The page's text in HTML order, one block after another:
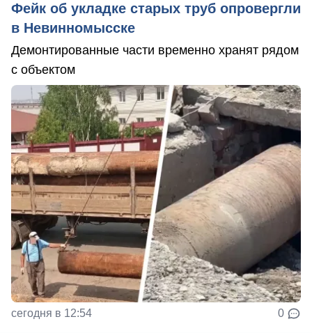
Фейк об укладке старых труб опровергли
в Невинномысске
Демонтированные части временно хранят рядом
с объектом
сегодня в 12:54 0